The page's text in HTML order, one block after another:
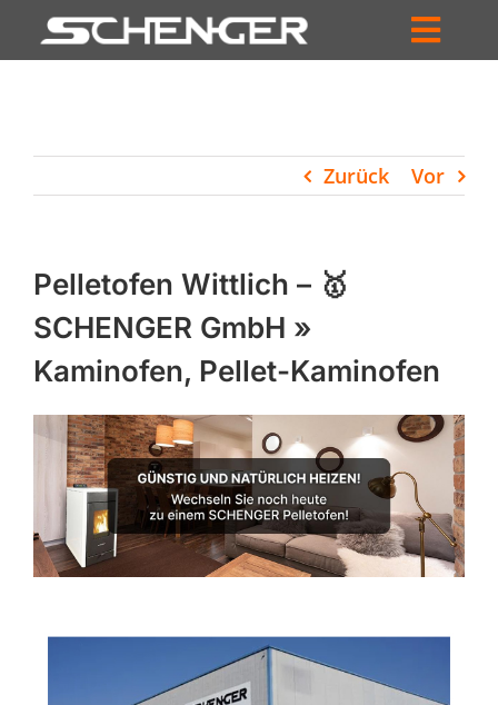
Inhalt
HÄNDLERSUCHE
UNTERNEHMEN
PROFIL
WARENKORB
PRODUCTS
SEARCH
Zurück Vor
Pelletofen Wittlich – 🥇
SCHENGER GmbH »
Kaminofen, Pellet-Kaminofen